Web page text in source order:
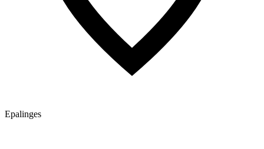
Epalinges